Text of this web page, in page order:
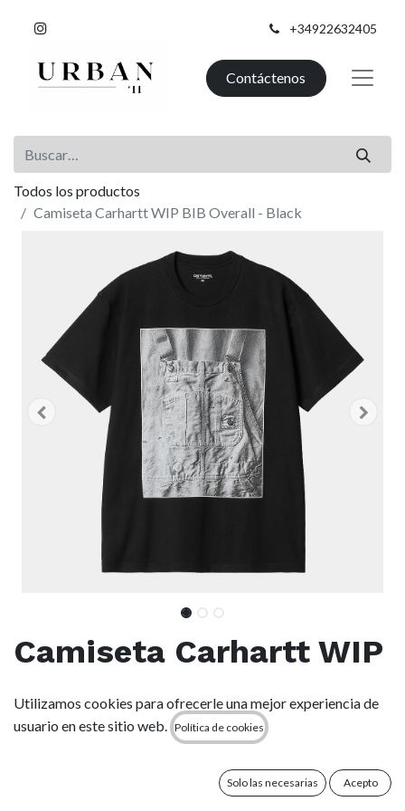
+34922632405
Contáctenos
Todos los productos
Camiseta Carhartt WIP BIB Overall - Black
Camiseta Carhartt WIP
BIB Overall - Black
(0 reseña)
algodón ligero y presenta un corte holgado. Un gráfico
estampado adorna la parte delantera.
Utilizamos cookies para ofrecerle una mejor experiencia de
usuario en este sitio web.
Política de cookies
Solo las necesarias Acepto